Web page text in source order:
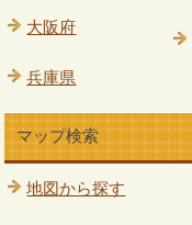
大阪府
兵庫県
マップ検索
地図から探す